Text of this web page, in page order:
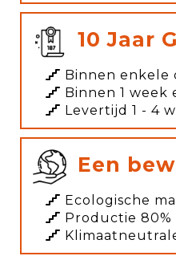
10 Jaar
Binnen enkele
Binnen 1 week
Levertijd 1 - 4
Een
Ecologische
Productie 80%